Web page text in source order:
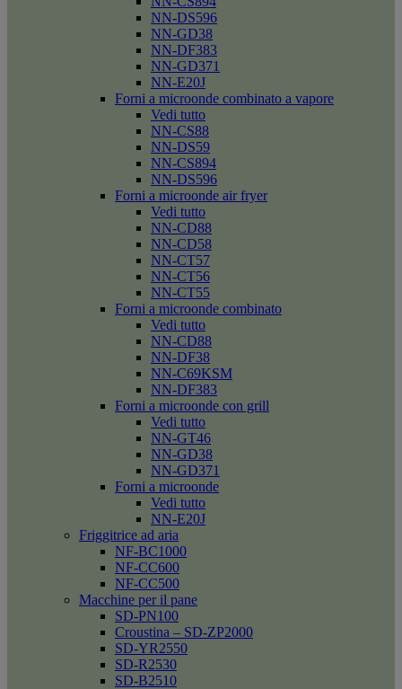
NN-DS596
NN-GD38
NN-DF383
NN-GD371
NN-E20J
Forni a microonde combinato a vapore
Vedi tutto
NN-CS88
NN-DS59
NN-CS894
NN-DS596
Forni a microonde air fryer
Vedi tutto
NN-CD88
NN-CD58
NN-CT57
NN-CT56
NN-CT55
Forni a microonde combinato
Vedi tutto
NN-CD88
NN-DF38
NN-C69KSM
NN-DF383
Forni a microonde con grill
Vedi tutto
NN-GT46
NN-GD38
NN-GD371
Forni a microonde
Vedi tutto
NN-E20J
Friggitrice ad aria
NF-BC1000
NF-CC600
NF-CC500
Macchine per il pane
SD-PN100
Croustina – SD-ZP2000
SD-YR2550
SD-R2530
SD-B2510